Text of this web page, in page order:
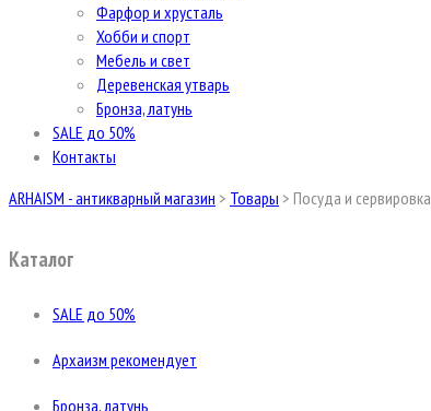
Фарфор и хрусталь
Хобби и спорт
Мебель и свет
Деревенская утварь
Бронза, латунь
SALE до 50%
Контакты
ARHAISM - антикварный магазин > Товары > Посуда и сервировка
Каталог
SALE до 50%
Архаизм рекомендует
Бронза, латунь